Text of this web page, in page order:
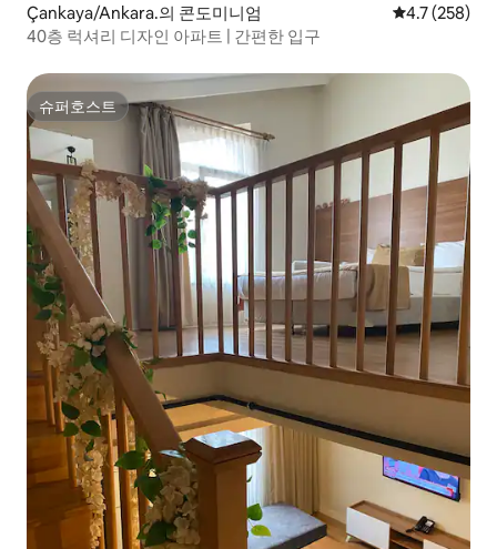
Çankaya/Ankara.의 콘도미니엄 평점 4.7점(5
4.7 (258)
40층 럭셔리 디자인 아파트 | 간편한 입구
슈퍼호스트
슈퍼호스트